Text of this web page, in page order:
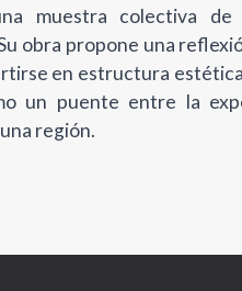
muestra colectiva de
obra propone una
en estructura
un puente entre la
región.